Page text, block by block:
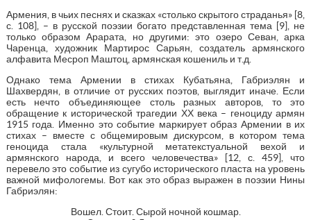
Армения, в чьих песнях и сказках «столько скрытого страданья» [8,
с. 108], – в русской поэзии богато представленная тема [9], не
только образом Арарата, но другими: это озеро Севан, арка
Чаренца, художник Мартирос Сарьян, создатель армянского
алфавита Месроп Маштоц, армянская кошениль и т.д.
Однако тема Армении в стихах Кубатьяна, Габриэлян и
Шахвердян, в отличие от русских поэтов, выглядит иначе. Если
есть нечто объединяющее столь разных авторов, то это
обращение к исторической трагедии ХХ века – геноциду армян
1915 года. Именно это событие маркирует образ Армении в их
стихах – вместе с общемировым дискурсом, в котором тема
геноцида стала «культурной метатекстуальной вехой и
армянского народа, и всего человечества» [12, с. 459], что
перевело это событие из сугубо исторического пласта на уровень
важной мифологемы. Вот как это образ выражен в поэзии Нины
Габриэлян:
Вошел. Стоит. Сырой ночной кошмар.